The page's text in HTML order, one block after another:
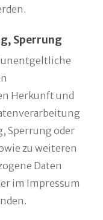
Sperrung
unentgeltliche
Herkunft und
Sperrung oder
zu weiteren
Daten
im Impressum